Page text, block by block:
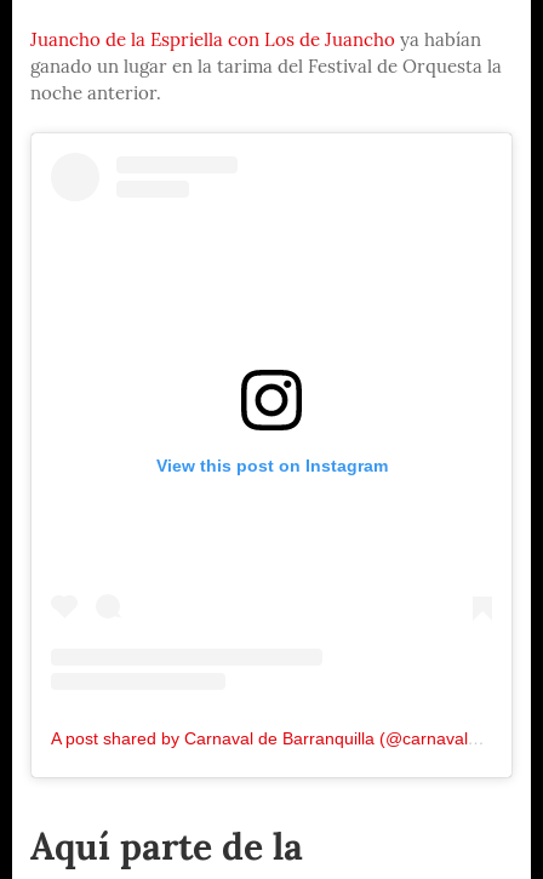
Juancho de la Espriella con Los de Juancho ya habían
ganado un lugar en la tarima del Festival de Orquesta la
noche anterior.
View this post on Instagram
A post shared by Carnaval de Barranquilla (@carnavalbaq)
Aquí parte de la